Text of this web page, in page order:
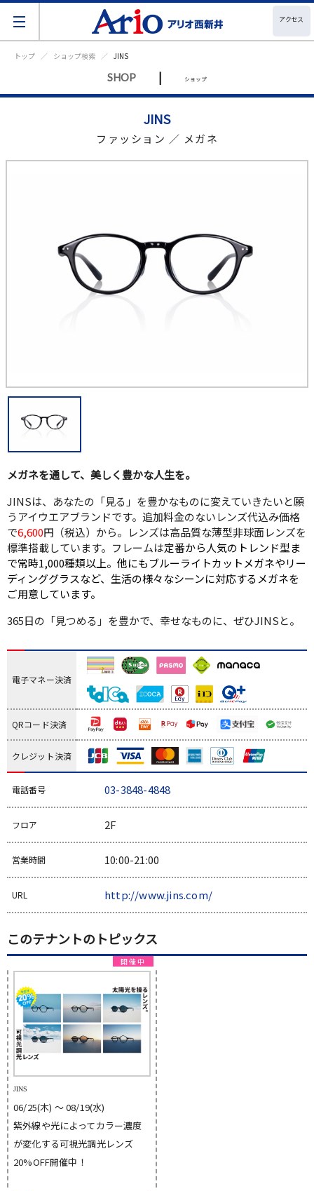
アクセス
トップ ショップ検索 JINS
SHOP | ショップ
JINS
ファッション ／ メガネ
メガネを通して、美しく豊かな人生を。
JINSは、あなたの「見る」を豊かなものに変えていきたいと願
うアイウエアブランドです。追加料金のないレンズ代込み価格
で6,600円（税込）から。レンズは高品質な薄型非球面レンズを
標準搭載しています。フレームは定番から人気のトレンド型ま
で常時1,000種類以上。他にもブルーライトカットメガネやリー
ディンググラスなど、生活の様々なシーンに対応するメガネを
ご用意しています。
365日の「見つめる」を豊かで、幸せなものに、ぜひJINSと。
電子マネー決済
QRコード決済
クレジット決済
電話番号 03-3848-4848
フロア 2F
営業時間 10:00-21:00
URL http://www.jins.com/
このテナントのトピックス
JINS
06/25(木) 〜 08/19(水)
紫外線や光によってカラー濃度
が変化する可視光調光レンズ
20%OFF開催中！